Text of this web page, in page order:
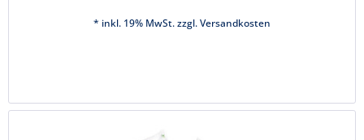
* inkl. 19% MwSt. zzgl.Versandkosten